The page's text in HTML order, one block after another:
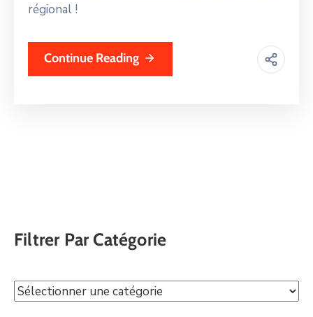
régional !
Continue Reading
Filtrer Par Catégorie